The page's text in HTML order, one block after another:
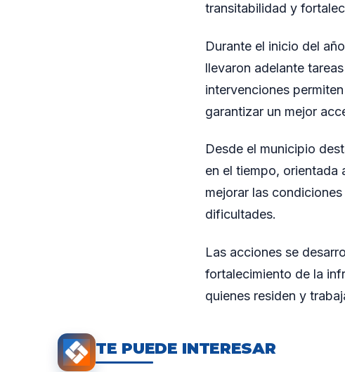
transitabilidad y
Durante el inicio del
llevaron adelante
intervenciones
garantizar un mejor
Desde el municipio
en el tiempo, orientada
mejorar las
dificultades.
Las acciones se
fortalecimiento de la
quienes residen y
TE PUEDE INTERESAR